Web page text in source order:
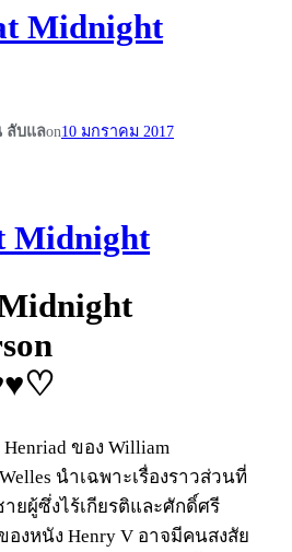
Midnight
ลับแลon10 มกราคม 2017
ของ William
Welles นำเฉพาะเรื่องราวส่วนที่
ายผู้ซึ่งไร้เกียรติและศักดิ์ศรี
องหนัง Henry V อาจมีคนสงสัย